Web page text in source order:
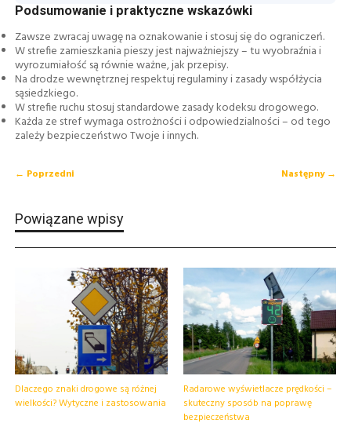
Podsumowanie i praktyczne wskazówki
Zawsze zwracaj uwagę na oznakowanie i stosuj się do ograniczeń.
W strefie zamieszkania pieszy jest najważniejszy – tu wyobraźnia i
wyrozumiałość są równie ważne, jak przepisy.
Na drodze wewnętrznej respektuj regulaminy i zasady współżycia
sąsiedzkiego.
W strefie ruchu stosuj standardowe zasady kodeksu drogowego.
Każda ze stref wymaga ostrożności i odpowiedzialności – od tego
zależy bezpieczeństwo Twoje i innych.
← Poprzedni Następny →
Powiązane wpisy
Dlaczego znaki drogowe są różnej
wielkości? Wytyczne i zastosowania
Radarowe wyświetlacze prędkości –
skuteczny sposób na poprawę
bezpieczeństwa